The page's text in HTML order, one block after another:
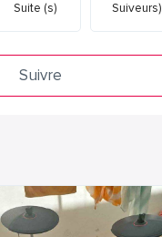
Suite (s) Suiveurs)
Suivre